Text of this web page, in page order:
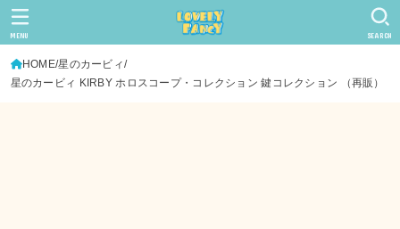
SEARCH
MENU
HOME 星のカービィ
星のカービィ KIRBY ホロスコープ・コレクション 鍵コレクション （再販）